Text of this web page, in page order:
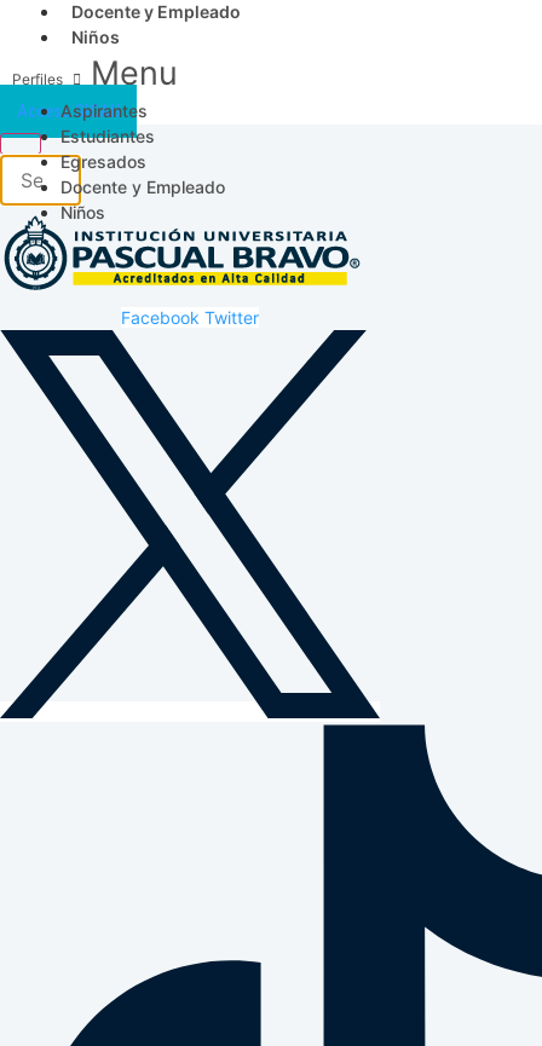
Docente y Empleado
Niños
Menu
Aspirantes
Estudiantes
Egresados
Docente y Empleado
Niños
Acceso SICAU
Facebook Twitter